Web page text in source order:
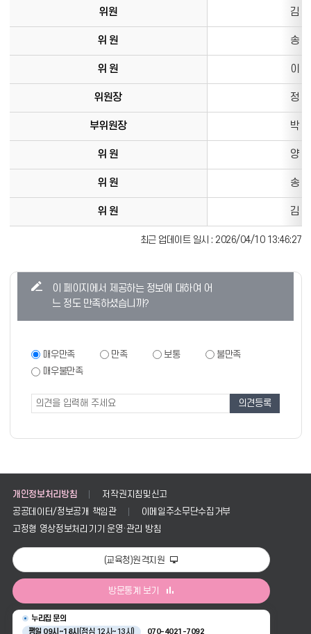
위원 김
위 원 송
위 원 이
위원장 정
부위원장 박
위 원 양
위 원 송
위 원 김
최근 업데이트 일시 : 2026/04/10 13:46:27
이 페이지에서 제공하는 정보에 대하여 어
느 정도 만족하셨습니까?
만
족
조
사
매우만족 만족 보통
불만족
매우불만족
개인정보처리방침
저작권지침및신고
공공데이터/정보공개 책임관
이메일주소무단수집거부
고정형 영상정보처리기기 운영·관리 방침
(교육청)원격지원
방문통계 보기
누리집 문의
평일 09시~18시 (점심 12시~13시) 070-4021-7092